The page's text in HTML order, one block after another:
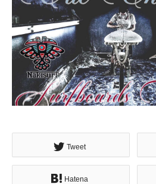
Tweet
Hatena